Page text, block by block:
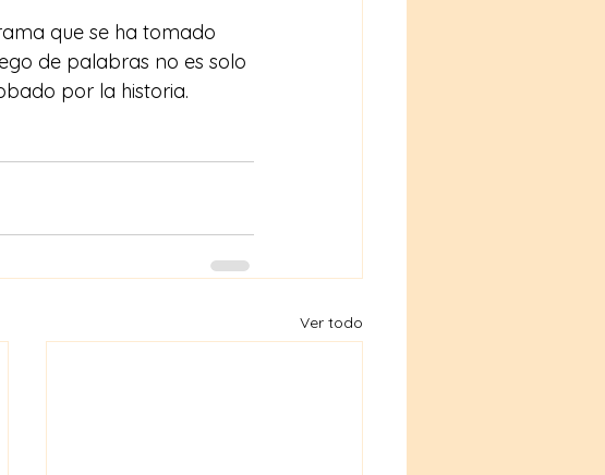
que se ha tomado
de palabras no es solo
por la historia.
Ver todo